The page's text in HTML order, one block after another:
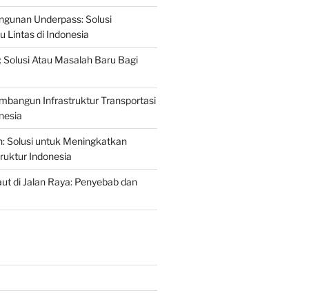
Underpass: Solusi
Lintas di Indonesia
Solusi Atau Masalah Baru Bagi
Infrastruktur Transportasi
Solusi untuk Meningkatkan
Indonesia
di Jalan Raya: Penyebab dan